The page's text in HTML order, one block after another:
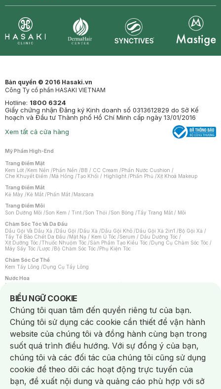
Bản quyền © 2016 Hasaki.vn
Công Ty cổ phần HASAKI VIETNAM
Hotline: 1800 6324
Giấy chứng nhận Đăng ký Kinh doanh số 0313612829 do Sở Kế
hoạch và Đầu tư Thành phố Hồ Chí Minh cấp ngày 13/01/2016
Xem tất cả cửa hàng
Mỹ Phẩm High-End
Trang Điểm Mặt
Kem Lót /Kem Nền /Phấn Nền /BB / CC Cream /Phấn Nước Cushion /
Che Khuyết Điểm /Má Hồng /Tạo Khối / Highlight /Phấn Phủ /Xịt Khoá Makeup
Trang Điểm Mắt
Kẻ Mày /Kẻ Mắt /Phấn Mắt /Mascara
Trang Điểm Môi
Son Dưỡng Môi /Son Kem / Tint /Son Thỏi /Son Bóng /Tẩy Trang Mắt / Môi
Chăm Sóc Tóc Và Da Đầu
Dầu Gội Và Dầu Xả /Dầu Gội /Dầu Xả /Dầu Gội Khô /Dầu Gội Xả 2in1 /Bộ Gội Xả /
Tẩy Tế Bào Chết Da Đầu /Mặt Nạ / Kem Ủ Tóc /Serum / Dầu Dưỡng Tóc /
Xịt Dưỡng Tóc /Thuốc Nhuộm Tóc /Sản Phẩm Tạo Kiểu Tóc /Dụng Cụ Chăm Sóc Tóc /
Máy Sấy Tóc /Lược /Bộ Chăm Sóc Tóc /Phụ Kiện Tóc
Chăm Sóc Cơ Thể
Kem Tẩy Lông /Dụng Cụ Tẩy Lông
Nước Hoa
Nước Hoa Nữ
Chăm Sóc Cá Nhân
Chống Muỗi /Khẩu Trang /Máy Massage/Mặt Nạ Xông Hơi /Nước Rửa Tay/
Sản Phẩm Chăm Sóc Khác /Bàn Chải Đánh Răng /Bàn Chải Điện/
Hỗ Trợ Trắng Răng/Kem Đánh Răng /Máy Tăm Nước/ Nước Súc Miệng/
Tăm / Chỉ Nha Khoa/ Xịt Thơm Miệng / Dung Dịch Vệ Sinh/Dưỡng Vùng Kín/
Khăn Ướt Vệ Sinh Vùng Kín/Băng Vệ Sinh/Tampon/Bọt Cạo Râu /Dao Cạo Râu/
Máy Cạo Râu
Vấn Đề Về Da
Da Dầu / Lỗ Chân Lông To/ Da Khô / Mất Nước/ Da Lão Hóa/ Da Mụn/
Da Nhạy Cảm / Kích Ứng
Da Xỉn Màu Thâm / Nám / Tàn Nhang
Quầng Thâm & Bọng Mắt /Sẹo /Viêm Da Cơ Địa
Dụng Cụ / Phụ Kiện Chăm Sóc Da
Bông Tẩy Trang
Khăn Lau Mặt Khô Dụng Cụ / Máy Rửa Mặt Máy Chăm Sóc Da
BIỂU NGỮ COOKIE
Notice about cookies usage
Chúng tôi quan tâm đến quyền riêng tư của bạn.
Chúng tôi sử dụng các cookie cần thiết để vận hành
website của chúng tôi và đồng hành cùng bạn trong
suốt quá trình điều hướng. Với sự đồng ý của bạn,
chúng tôi và các đối tác của chúng tôi cũng sử dụng
cookie để theo dõi các hoạt động trực tuyến của
bạn, đề xuất nội dung và quảng cáo phù hợp với sở